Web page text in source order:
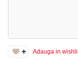
Adauga in